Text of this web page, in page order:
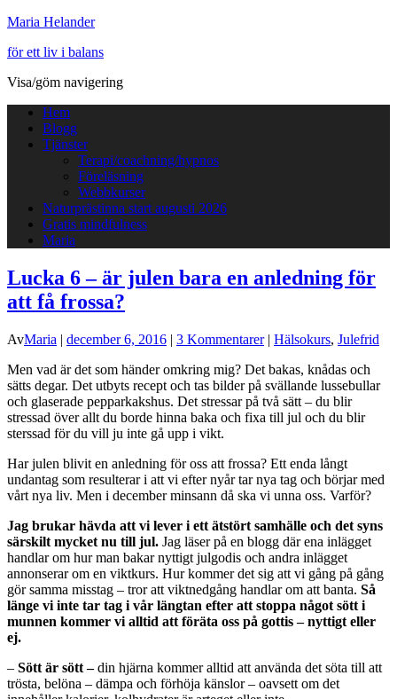
Maria Helander
för ett liv i balans
Visa/göm navigering
Hem
Blogg
Tjänster
Terapi/coachning/hypnos
Föreläsning
Webbkurser
Naturprästinna start augusti 2026
Gratis mindfulness
Maria
Lucka 6 – är julen bara en anledning för
att få frossa?
AvMaria | december 6, 2016 | 3 Kommentarer| Hälsokurs, Julefrid
Men vad är det som händer omkring mig? Det bakas, knådas och
sätts degar. Det utbyts recept och tas bilder på svällande lussebullar
och glaserade pepparkakshus. Det stressar på två sätt – du blir
stressad över allt du borde hinna baka och fixa till jul och du blir
sterssad för du vill ju inte gå upp i vikt.
Har julen blivit en anledning för oss att frossa? Ett enda långt
undantag som resulterar i att vi efter nyår tar nya tag och börjar med
vårt nya liv. Men i december minsann då ska vi unna oss. Varför?
Jag brukar hävda att vi lever i ett ätstört samhälle och det syns
särskilt mycket nu till jul. Jag läser på en blogg där ena inlägget
handlar om hur man bakar nyttigt julgodis och andra inlägget
annonserar om en viktkurs. Hur kommer det sig att vi gång på gång
gör samma misstag – tror att viktnedgång handlar om att banta. Så
länge vi inte tar tag i vår längtan efter att stoppa något sött i
munnen kommer vi alltid att föräta oss på gottis – nyttigt eller
ej.
– Sött är sött –din hjärna kommer alltid att använda det söta till att
trösta, belöna – dämpa och förhöja känslor – oavsett om det